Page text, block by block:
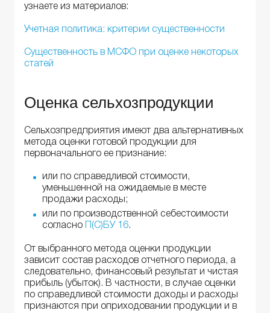
узнаете из материалов:
Учетная политика: критерии существенности
Существенность в МСФО при оценке некоторых
статей
Оценка сельхозпродукции
Сельхозпредприятия имеют два альтернативных
метода оценки готовой продукции для
первоначального ее признание:
или по справедливой стоимости,
уменьшенной на ожидаемые в месте
продажи расходы;
или по производственной себестоимости
согласно
П(С)БУ 16.
От выбранного метода оценки продукции
зависит состав расходов отчетного периода, а
следовательно, финансовый результат и чистая
прибыль (убыток). В частности, в случае оценки
по справедливой стоимости доходы и расходы
признаются при оприходовании продукции и в